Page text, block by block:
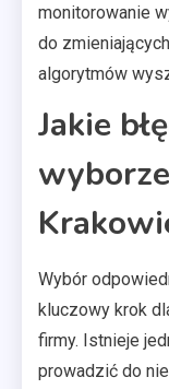
monitorowanie
do
algorytmów
Jakie
Wybór
kluczowy krok
firmy. Istnieje
prowadzić do